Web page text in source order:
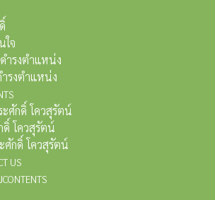
จ
ำรงตำแหน่ง
รงตำแหน่ง
ศักดิ์ โควสุรัตน์
ดิ์ โควสุรัตน์
ศักดิ์ โควสุรัตน์
US
CONTENTS